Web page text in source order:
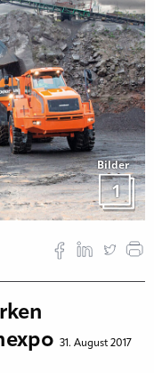
Bilder
1
31. August 2017